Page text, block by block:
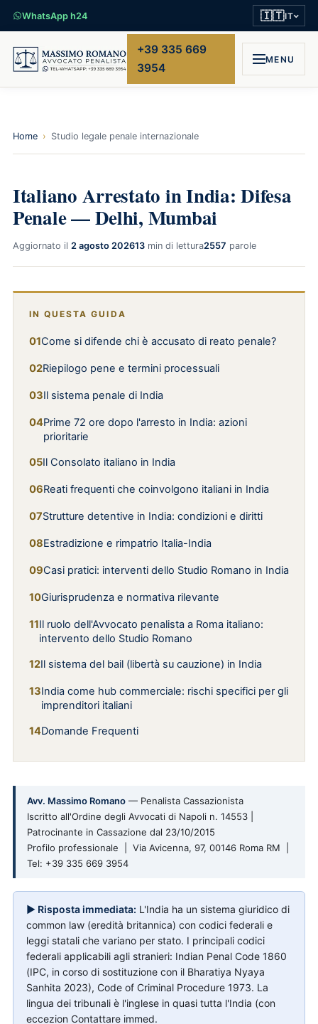
WhatsApp h24 🇮🇹IT
+39 335 669
3954
MENU
Home › Studio legale penale internazionale
Italiano Arrestato in India: Difesa
Penale — Delhi, Mumbai
Aggiornato il 2 agosto 202613 min di lettura2557 parole
IN QUESTA GUIDA
Come si difende chi è accusato di reato penale?
Riepilogo pene e termini processuali
Il sistema penale di India
Prime 72 ore dopo l'arresto in India: azioni
prioritarie
Il Consolato italiano in India
Reati frequenti che coinvolgono italiani in India
Strutture detentive in India: condizioni e diritti
Estradizione e rimpatrio Italia-India
Casi pratici: interventi dello Studio Romano in India
Giurisprudenza e normativa rilevante
Il ruolo dell'Avvocato penalista a Roma italiano:
intervento dello Studio Romano
Il sistema del bail (libertà su cauzione) in India
India come hub commerciale: rischi specifici per gli
imprenditori italiani
Domande Frequenti
Avv. Massimo Romano — Penalista Cassazionista
Iscritto all'Ordine degli Avvocati di Napoli n. 14553 |
Patrocinante in Cassazione dal 23/10/2015
Profilo professionale | Via Avicenna, 97, 00146 Roma RM |
Tel: +39 335 669 3954
▶ Risposta immediata: L'India ha un sistema giuridico di
common law (eredità britannica) con codici federali e
leggi statali che variano per stato. I principali codici
federali applicabili agli stranieri: Indian Penal Code 1860
(IPC, in corso di sostituzione con il Bharatiya Nyaya
Sanhita 2023), Code of Criminal Procedure 1973. La
lingua dei tribunali è l'inglese in quasi tutta l'India (con
eccezion Contattare immed.